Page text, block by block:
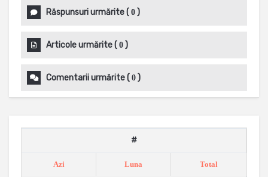
Răspunsuri urmărite( 0 )
Articole urmărite( 0 )
Comentarii urmărite( 0 )
#
Azi Luna Total